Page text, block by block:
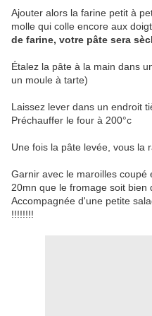
Ajouter alors la farine petit à
molle qui colle encore aux
de farine, votre pâte sera
Étalez la pâte à la main dans
un moule à tarte)
Laissez lever dans un endroit
Préchauffer le four à 200°c
Une fois la pâte levée, vous la
Garnir avec le maroilles coupé
20mn que le fromage soit bien
Accompagnée d'une petite
!!!!!!!!